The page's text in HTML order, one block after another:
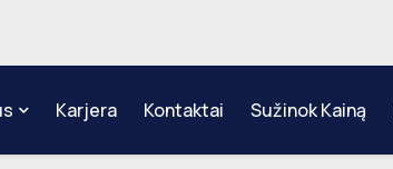
Karjera Kontaktai Sužinok Kainą